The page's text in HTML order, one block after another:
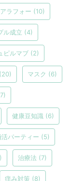
アラフォー (10)
ル成立 (4)
ピルマブ (2)
(20) マスク (6)
健康豆知識 (6)
活パーティー (5)
治療法 (7)
痒み対策 (8)